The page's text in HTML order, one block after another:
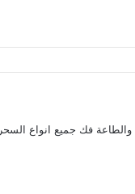
فك جميع انواع السحر